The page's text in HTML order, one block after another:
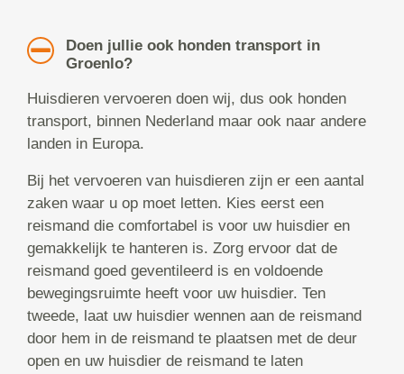
Doen jullie ook honden transport in
Groenlo?
Huisdieren vervoeren doen wij, dus ook honden
transport, binnen Nederland maar ook naar andere
landen in Europa.
Bij het vervoeren van huisdieren zijn er een aantal
zaken waar u op moet letten. Kies eerst een
reismand die comfortabel is voor uw huisdier en
gemakkelijk te hanteren is. Zorg ervoor dat de
reismand goed geventileerd is en voldoende
bewegingsruimte heeft voor uw huisdier. Ten
tweede, laat uw huisdier wennen aan de reismand
door hem in de reismand te plaatsen met de deur
open en uw huisdier de reismand te laten